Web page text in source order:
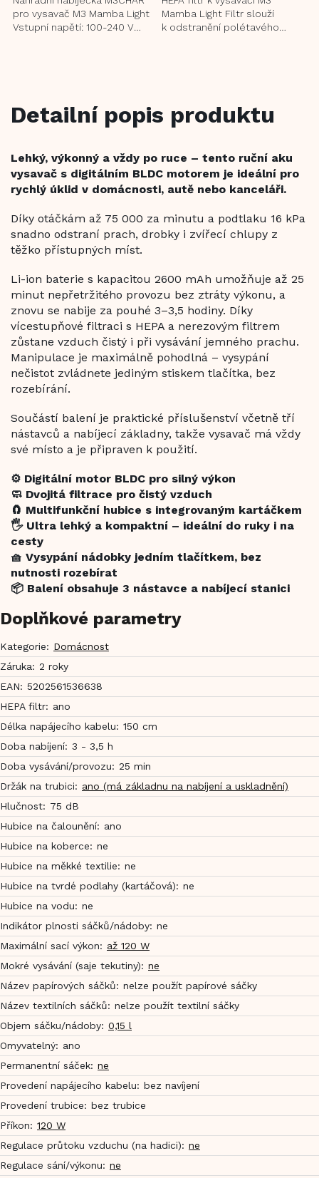
pro vysavač M3 Mamba Light
Vstupní napětí: 100-240 V
Mamba Light Filtr slouží
k odstranění polétavého
Detailní popis produktu
Lehký, výkonný a vždy po ruce – tento ruční aku
vysavač s digitálním BLDC motorem je ideální pro
rychlý úklid v domácnosti, autě nebo kanceláři.
Díky otáčkám až 75 000 za minutu a podtlaku 16 kPa
snadno odstraní prach, drobky i zvířecí chlupy z
těžko přístupných míst.
Li-ion baterie s kapacitou 2600 mAh umožňuje až 25
minut nepřetržitého provozu bez ztráty výkonu, a
znovu se nabije za pouhé 3–3,5 hodiny. Díky
vícestupňové filtraci s HEPA a nerezovým filtrem
zůstane vzduch čistý i při vysávání jemného prachu.
Manipulace je maximálně pohodlná – vysypání
nečistot zvládnete jediným stiskem tlačítka, bez
rozebírání.
Součástí balení je praktické příslušenství včetně tří
nástavců a nabíjecí základny, takže vysavač má vždy
své místo a je připraven k použití.
⚙️ Digitální motor BLDC pro silný výkon
🧼 Dvojitá filtrace pro čistý vzduch
🧲 Multifunkční hubice s integrovaným kartáčkem
🖐️ Ultra lehký a kompaktní – ideální do ruky i na
cesty
🧺 Vysypání nádobky jedním tlačítkem, bez
nutnosti rozebírat
📦 Balení obsahuje 3 nástavce a nabíjecí stanici
Doplňkové parametry
Kategorie: Domácnost
Záruka: 2 roky
EAN: 5202561536638
HEPA filtr: ano
Délka napájecího kabelu: 150 cm
Doba nabíjení: 3 - 3,5 h
Doba vysávání/provozu: 25 min
Držák na trubici: ano (má základnu na nabíjení a uskladnění)
Hlučnost: 75 dB
Hubice na čalounění: ano
Hubice na koberce: ne
Hubice na měkké textilie: ne
Hubice na tvrdé podlahy (kartáčová): ne
Hubice na vodu: ne
Indikátor plnosti sáčků/nádoby: ne
Maximální sací výkon: až 120 W
Mokré vysávání (saje tekutiny): ne
Název papírových sáčků: nelze použít papírové sáčky
Název textilních sáčků: nelze použít textilní sáčky
Objem sáčku/nádoby: 0,15 l
Omyvatelný: ano
Permanentní sáček: ne
Provedení napájecího kabelu: bez navíjení
Provedení trubice: bez trubice
Příkon: 120 W
Regulace průtoku vzduchu (na hadici): ne
Regulace sání/výkonu: ne